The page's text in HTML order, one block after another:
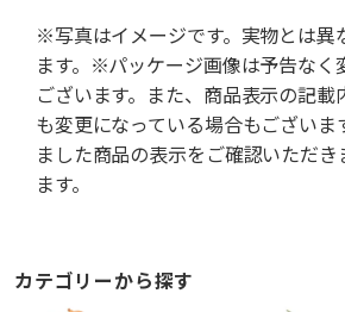
※写真はイメージです。実物とは異
ます。※パッケージ画像は予告なく
ございます。また、商品表示の記載
も変更になっている場合もございま
ました商品の表示をご確認いただき
ます。
カテゴリーから探す